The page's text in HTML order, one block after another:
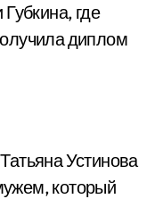
где
диплом
Устинова
который